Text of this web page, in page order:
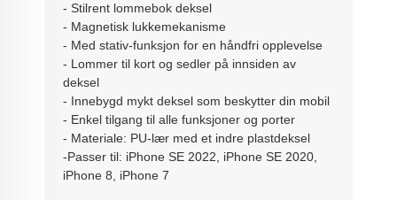
- Stilrent lommebok deksel
- Magnetisk lukkemekanisme
- Med stativ-funksjon for en håndfri opplevelse
- Lommer til kort og sedler på innsiden av
deksel
- Innebygd mykt deksel som beskytter din mobil
- Enkel tilgang til alle funksjoner og porter
- Materiale: PU-lær med et indre plastdeksel
-Passer til: iPhone SE 2022, iPhone SE 2020,
iPhone 8, iPhone 7